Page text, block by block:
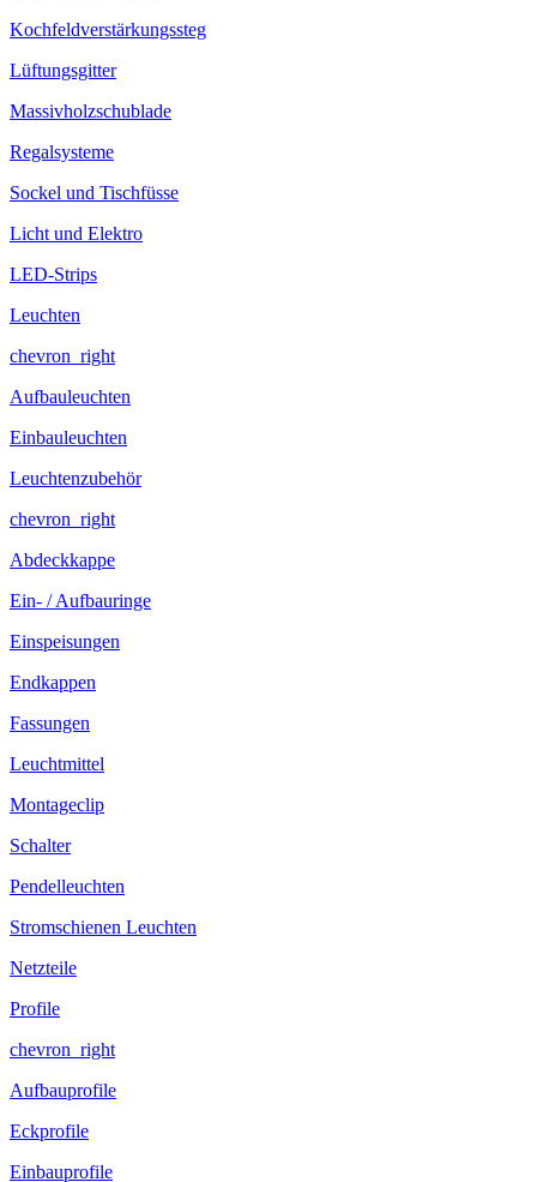
Kochfeldverstärkungssteg
Lüftungsgitter
Massivholzschublade
Regalsysteme
Sockel und Tischfüsse
Licht und Elektro
LED-Strips
Leuchten
chevron_right
Aufbauleuchten
Einbauleuchten
Leuchtenzubehör
chevron_right
Abdeckkappe
Ein- / Aufbauringe
Einspeisungen
Endkappen
Fassungen
Leuchtmittel
Montageclip
Schalter
Pendelleuchten
Stromschienen Leuchten
Netzteile
Profile
chevron_right
Aufbauprofile
Eckprofile
Einbauprofile